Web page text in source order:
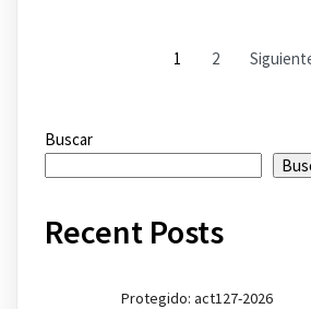
1 2
Buscar
Recent Posts
Protegido: act127-2026